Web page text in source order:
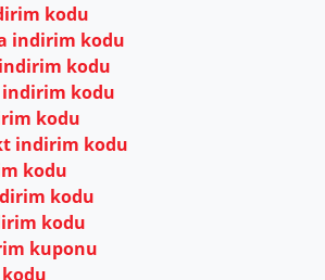
kodu
indirim kodu
kodu
indirim kodu
kodu
indirim kodu
kodu
kodu
kodu
kuponu